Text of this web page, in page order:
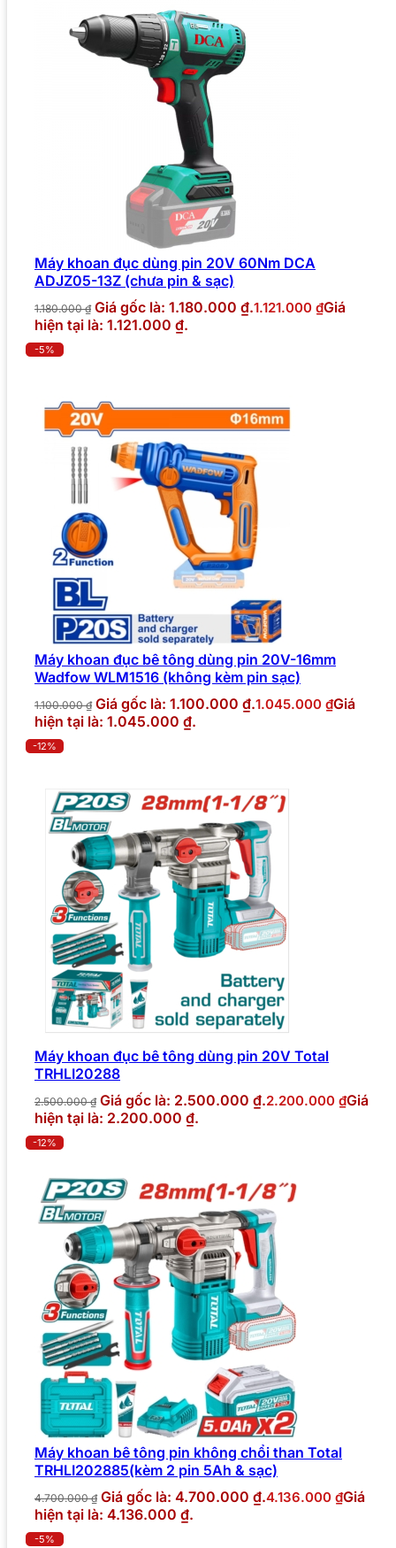
Máy khoan đục dùng pin 20V 60Nm DCA
ADJZ05-13Z (chưa pin & sạc)
1.180.000₫ Giá gốc là: 1.180.000 ₫.1.121.000 ₫Giá
hiện tại là: 1.121.000 ₫.
-5%
Máy khoan đục bê tông dùng pin 20V-16mm
Wadfow WLM1516 (không kèm pin sạc)
1.100.000₫ Giá gốc là: 1.100.000 ₫.1.045.000 ₫Giá
hiện tại là: 1.045.000 ₫.
-12%
Máy khoan đục bê tông dùng pin 20V Total
TRHLI20288
2.500.000₫ Giá gốc là: 2.500.000 ₫.2.200.000 ₫Giá
hiện tại là: 2.200.000 ₫.
-12%
Máy khoan bê tông pin không chổi than Total
TRHLI202885(kèm 2 pin 5Ah & sạc)
4.700.000₫ Giá gốc là: 4.700.000 ₫.4.136.000 ₫Giá
hiện tại là: 4.136.000 ₫.
-5%